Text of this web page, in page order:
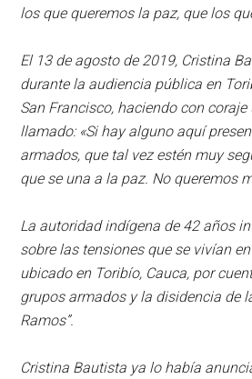
los que queremos la paz, que los
El 13 de agosto de 2019, Cristina
durante la audiencia pública en
San Francisco, haciendo con
llamado: «Si hay alguno aquí
armados, que tal vez estén muy
que se una a la paz. No queremos
La autoridad indígena de 42 años
sobre las tensiones que se vivían
ubicado en Toribío, Cauca, por
grupos armados y la disidencia de
Ramos”.
Cristina Bautista ya lo había